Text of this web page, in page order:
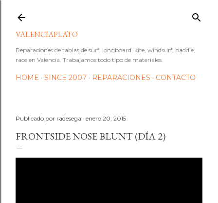
VALENCIAPLATO
Reparaciones de tablas de surf, longboard, kite, windsurf, paddle,
race en Valencia. Trabajamos todo tipo de materiales.
HOME SINCE 2007 REPARACIONES CONTACTO
Publicado por radesega enero 20, 2015
FRONTSIDE NOSE BLUNT (DÍA 2)